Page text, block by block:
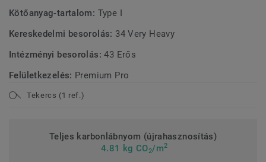
Kötőanyag-tartalom: Type I
Kereskedelmi besorolás: 34 Very Heavy
Intézményi besorolás:43 Erős
Felületkezelés: Premium Pro
Tekercs (1 ref.)
Teljes karbonlábnyom (újrahasznosítás)
4.81 kg CO2/m2